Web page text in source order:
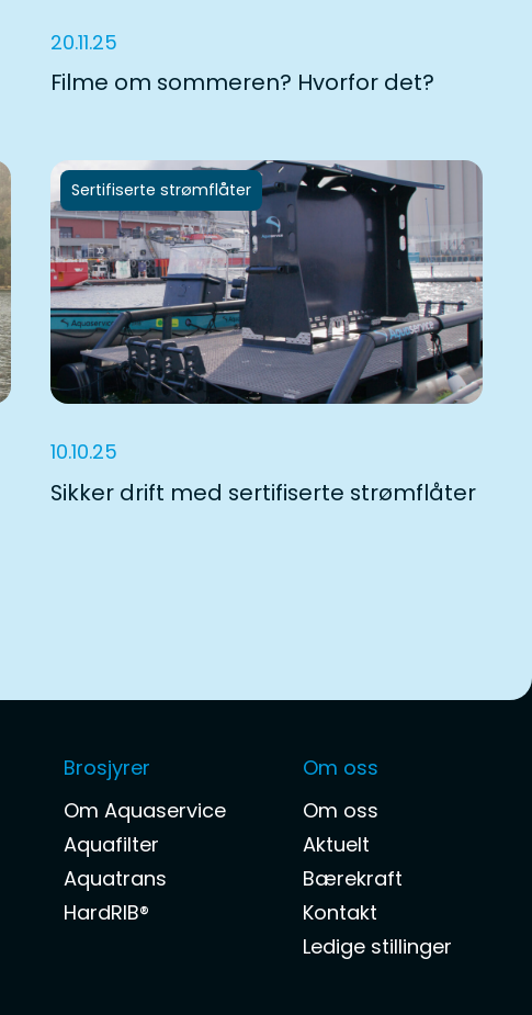
20.11.25
Filme om sommeren? Hvorfor det?
Sertifiserte strømflåter
10.10.25
Sikker drift med sertifiserte strømflåter
Brosjyrer
Om Aquaservice
Aquafilter
Aquatrans
HardRIB®
Om oss
Om oss
Aktuelt
Bærekraft
Kontakt
Ledige stillinger